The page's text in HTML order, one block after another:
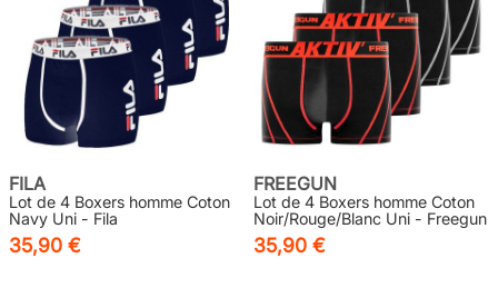
FILA
Lot de 4 Boxers homme Coton
Navy Uni - Fila
35,90 €
FREEGUN
Lot de 4 Boxers homme Coton
Noir/Rouge/Blanc Uni - Freegun
35,90 €